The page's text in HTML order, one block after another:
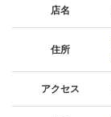
店名
住所
アクセス